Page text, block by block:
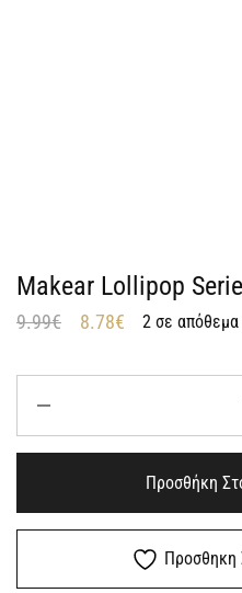
Makear Lollipop
9.99€ 8.78€ 2 σε απόθεμα
Προσθήκη
Προσθηκη